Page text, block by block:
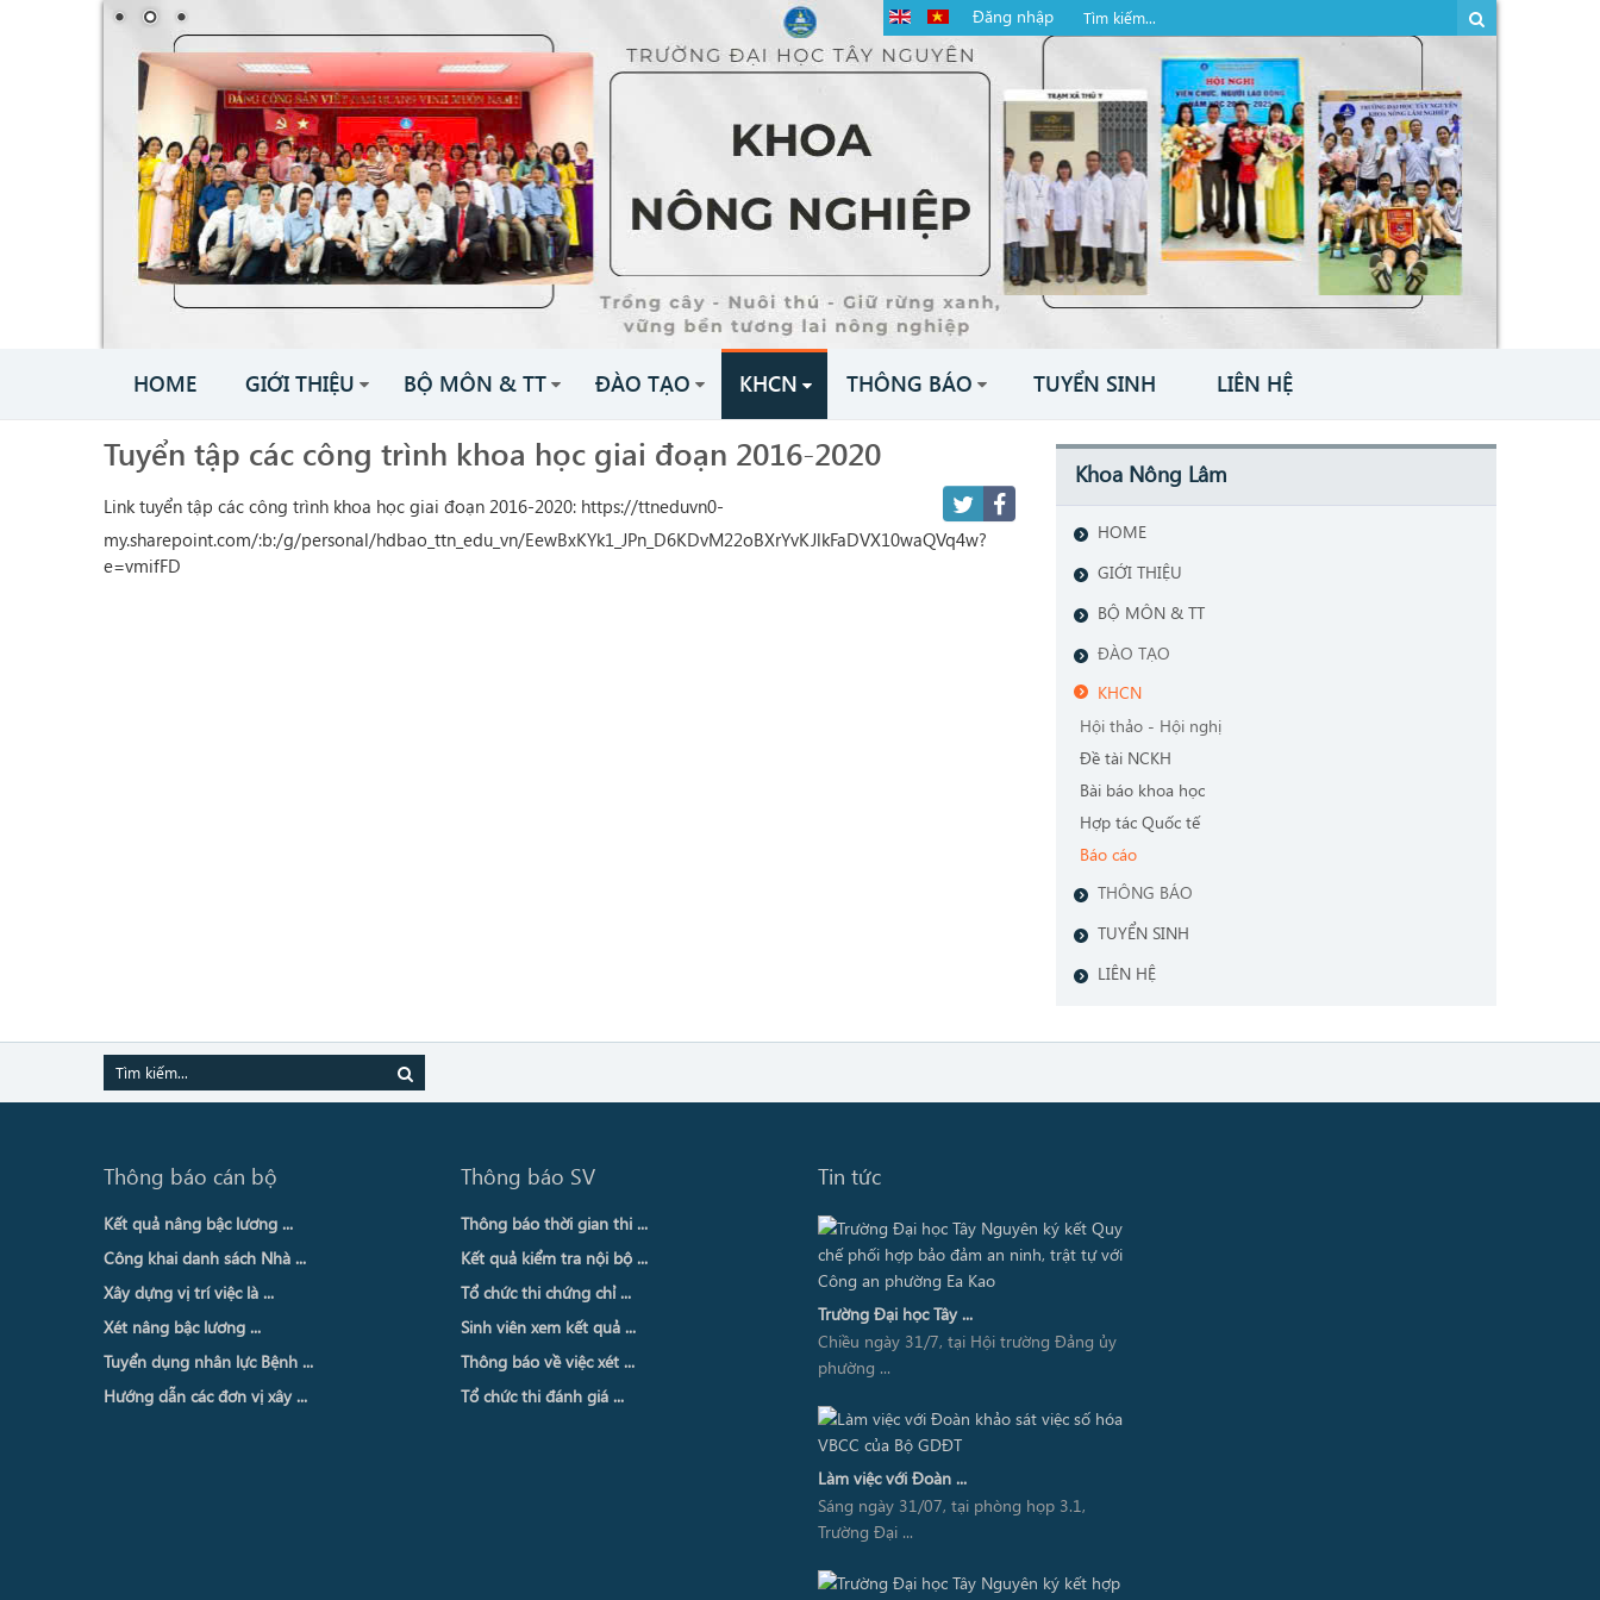
Đăng nhập
HOME GIỚI THIỆU BỘ MÔN & TT ĐÀO TẠO KHCN THÔNG BÁO TUYỂN SINH LIÊN HỆ
Tuyển tập các công trình khoa học giai đoạn 2016-2020
Link tuyển tập các công trình khoa học giai đoạn 2016-2020: https://ttneduvn0-
my.sharepoint.com/:b:/g/personal/hdbao_ttn_edu_vn/EewBxKYk1_JPn_D6KDvM22oBXrYvKJlkFaDVX10waQVq4w?
e=vmifFD
Khoa Nông Lâm
HOME
GIỚI THIỆU
BỘ MÔN & TT
ĐÀO TẠO
KHCN
Hội thảo - Hội nghị
Đề tài NCKH
Bài báo khoa học
Hợp tác Quốc tế
Báo cáo
THÔNG BÁO
TUYỂN SINH
LIÊN HỆ
Thông báo cán bộ
Kết quả nâng bậc lương ...
Công khai danh sách Nhà ...
Xây dựng vị trí việc là ...
Xét nâng bậc lương ...
Tuyển dụng nhân lực Bệnh ...
Hướng dẫn các đơn vị xây ...
Thông báo SV
Thông báo thời gian thi ...
Kết quả kiểm tra nội bộ ...
Tổ chức thi chứng chỉ ...
Sinh viên xem kết quả ...
Thông báo về việc xét ...
Tổ chức thi đánh giá ...
Tin tức
Trường Đại học Tây ...
Chiều ngày 31/7, tại Hội trường Đảng ủy
phường ...
Làm việc với Đoàn ...
Sáng ngày 31/07, tại phòng họp 3.1,
Trường Đại ...